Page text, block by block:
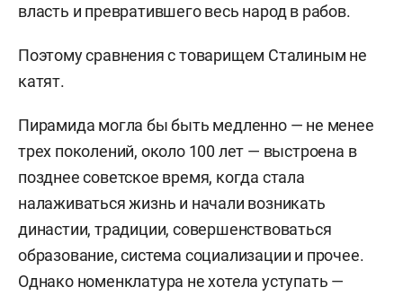
власть и превратившего весь народ в рабов.
Поэтому сравнения с товарищем Сталиным не
катят.
Пирамида могла бы быть медленно — не менее
трех поколений, около 100 лет — выстроена в
позднее советское время, когда стала
налаживаться жизнь и начали возникать
династии, традиции, совершенствоваться
образование, система социализации и прочее.
Однако номенклатура не хотела уступать —